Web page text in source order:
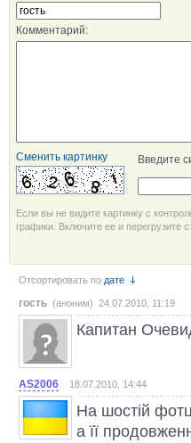
Комментарий:
Сменить картинку Введите
Если вы не видите картинку с
графики. Включите ее и перегрузите
Отсортировать по дате
гость (аноним) 24.07.2010, 11:19
Капитан
AS2006 18.07.2010, 14:44
На шостій
а її